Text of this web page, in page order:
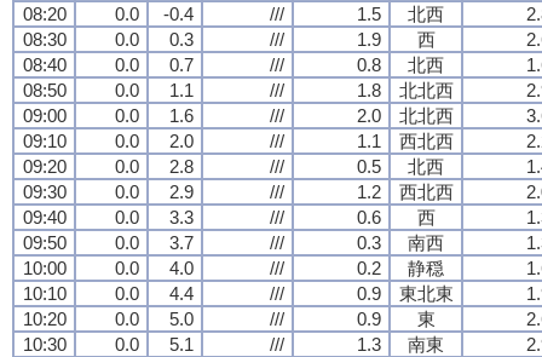
08:20
0.0 -0.4 /// 1.5 北西
08:30
0.0 0.3 /// 1.9 西
08:40
0.0 0.7 /// 0.8 北西
08:50
0.0 1.1 /// 1.8 北北西
09:00
0.0 1.6 /// 2.0 北北西
09:10
0.0 2.0 /// 1.1 西北西
09:20
0.0 2.8 /// 0.5 北西
09:30
0.0 2.9 /// 1.2 西北西
09:40
0.0 3.3 /// 0.6 西
09:50
0.0 3.7 /// 0.3 南西
10:00
0.0 4.0 /// 0.2 静穏
10:10
0.0 4.4 /// 0.9 東北東
10:20
0.0 5.0 /// 0.9 東
10:30
0.0 5.1 /// 1.3 南東